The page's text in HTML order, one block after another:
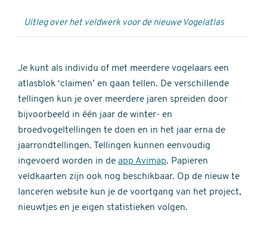
Uitleg over het veldwerk voor de nieuwe Vogelatlas
Je kunt als individu of met meerdere vogelaars een
atlasblok ‘claimen’ en gaan tellen. De verschillende
tellingen kun je over meerdere jaren spreiden door
bijvoorbeeld in één jaar de winter- en
broedvogeltellingen te doen en in het jaar erna de
jaarrondtellingen. Tellingen kunnen eenvoudig
ingevoerd worden in de app Avimap. Papieren
veldkaarten zijn ook nog beschikbaar. Op de nieuw te
lanceren website kun je de voortgang van het project,
nieuwtjes en je eigen statistieken volgen.